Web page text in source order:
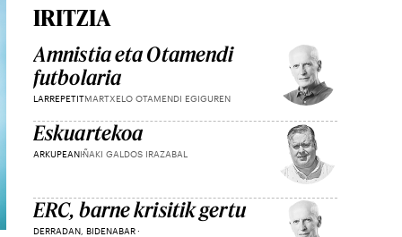
IRITZIA
Amnistia eta Otamendi
futbolaria
LARREPETITMARTXELO OTAMENDI EGIGUREN
Eskuartekoa
ARKUPEANIÑAKI GALDOS IRAZABAL
ERC, barne krisitik gertu
DERRADAN, BIDENABAR